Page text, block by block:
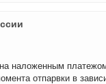
наложенным
отпарвки в